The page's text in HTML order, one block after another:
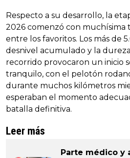
Respecto a su desarrollo, la
2026 comenzó con muchísima
entre los favoritos. Los más de
desnivel acumulado y la
recorrido provocaron un inicio
tranquilo, con el pelotón
durante muchos kilómetros
esperaban el momento
batalla definitiva.
Leer más
Parte médico y